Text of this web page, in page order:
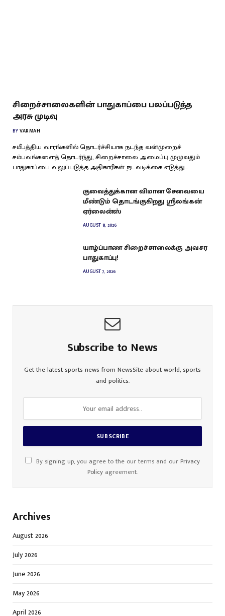
சிறைச்சாலைகளின் பாதுகாப்பை பலப்படுத்த
அரசு முடிவு
BYVARMAH
சமீபத்திய வாரங்களில் தொடர்ச்சியாக நடந்த வன்முறைச்
சம்பவங்களைத் தொடர்ந்து, சிறைச்சாலை அமைப்பு முழுவதும்
பாதுகாப்பை வலுப்படுத்த அதிகாரிகள் நடவடிக்கை எடுத்து…
குவைத்துக்கான விமான சேவையை
மீண்டும் தொடங்குகிறது ஸ்ரீலங்கன்
ஏர்லைன்ஸ்
AUGUST 8, 2026
யாழ்ப்பாண சிறைச்சாலைக்கு அவசர
பாதுகாப்பு!
AUGUST 7, 2026
Subscribe to News
Get the latest sports news from NewsSite about world, sports
and politics.
By signing up, you agree to the our terms and ourPrivacy
Policy agreement.
Archives
August 2026
July 2026
June 2026
May 2026
April 2026